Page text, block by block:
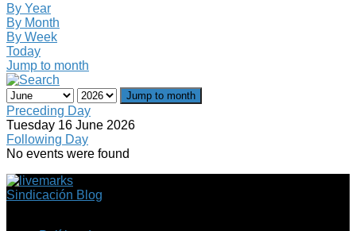
By Year
By Month
By Week
Today
Jump to month
Jump to month
Preceding Day
Tuesday 16 June 2026
Following Day
No events were found
Sindicación Blog